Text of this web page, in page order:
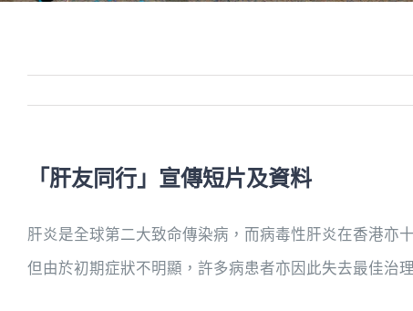
「肝友同行」宣傳短片及資料
肝炎是全球第二大致命傳染病，而病毒性肝炎在香港亦
但由於初期症狀不明顯，許多病患者亦因此失去最佳治